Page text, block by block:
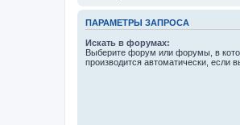
ПАРАМЕТРЫ ЗАПРОСА
Искать в форумах:
Выберите форум или форумы, в
производится автоматически, если